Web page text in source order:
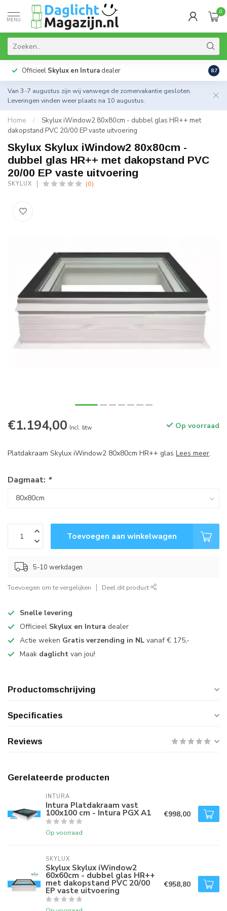
MENU
0
Officieel Skylux en Intura dealer 8.7
Van 3-7 augustus zijn wij vanwege de zomervakantie gesloten.
Leveringen vinden weer plaats na 10 augustus.
Home /
Skylux iWindow2 80x80cm - dubbel glas HR++ met
dakopstand PVC 20/00 EP vaste uitvoering
Skylux Skylux iWindow2 80x80cm -
dubbel glas HR++ met dakopstand PVC
20/00 EP vaste uitvoering
SKYLUX (0)
€1.194,00 Incl. btw Op voorraad
Platdakraam Skylux iWindow2 80x80cm HR++ glas Lees meer.
Dagmaat: *
Toevoegen aan winkelwagen
5-10 werkdagen
Toevoegen om te vergelijken Deel dit product
Snelle levering
Officieel Skylux en Intura dealer
Actie weken Gratis verzending in NL vanaf € 175,-
Maak daglicht van jou!
Productomschrijving
Specificaties
Reviews
Gerelateerde producten
INTURA
Intura Platdakraam vast
100x100 cm - Intura PGX A1
Op voorraad
€998,00
SKYLUX
Skylux Skylux iWindow2
60x60cm - dubbel glas HR++
met dakopstand PVC 20/00
EP vaste uitvoering
€958,80